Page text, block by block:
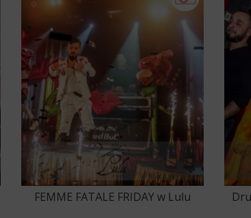
FEMME FATALE FRIDAY w Lulu